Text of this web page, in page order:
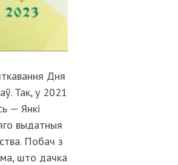
Дня
Так, у 2021
— Янкі
выдатныя
Побач з
што дачка